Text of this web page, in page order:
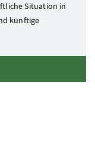
Situation in
künftige